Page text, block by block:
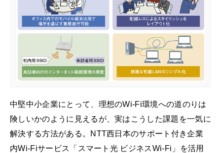
中堅中小企業にとって、理想のWi-Fi環境への道のりは
険しいかのように見えるが、実はこうした課題を一気に
解決する方法がある。NTT西日本のサポート付き企業
内Wi-Fiサービス「スマート光 ビジネスWi-Fi」を活用